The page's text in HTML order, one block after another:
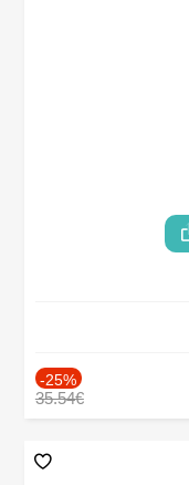
-25%
35.54€